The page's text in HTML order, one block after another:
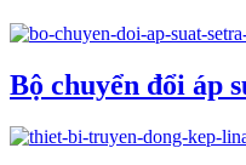
Bộ chuyển đổi áp